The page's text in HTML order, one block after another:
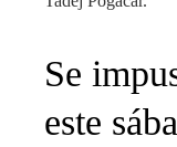
Se
este